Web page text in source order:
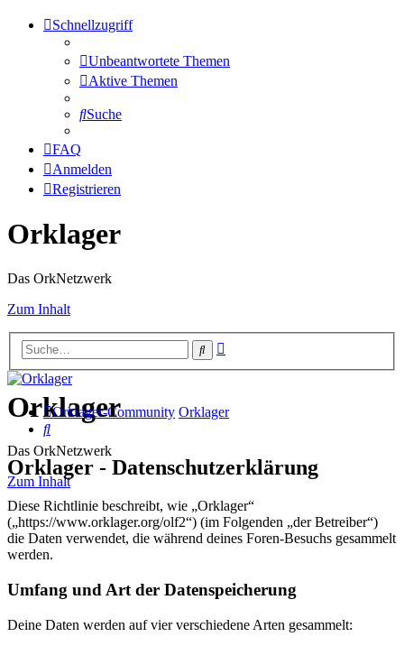
Schnellzugriff
Unbeantwortete Themen
Aktive Themen
Suche
FAQ
Anmelden
Registrieren
Orklager
Das OrkNetzwerk
Zum Inhalt
Suche
Orklager
Das OrkNetzwerk
Zum Inhalt
Orklager-Community Orklager
Suche
Orklager - Datenschutzerklärung
Diese Richtlinie beschreibt, wie „Orklager“
(„https://www.orklager.org/olf2“) (im Folgenden „der Betreiber“)
die Daten verwendet, die während deines Foren-Besuchs gesammelt
werden.
Umfang und Art der Datenspeicherung
Deine Daten werden auf vier verschiedene Arten gesammelt: